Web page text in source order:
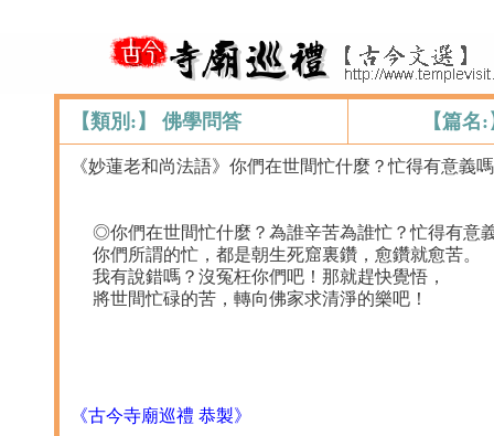
【類別:】 佛學問答 【篇
《妙蓮老和尚法語》你們在世間忙什麼？忙得有意義
◎你們在世間忙什麼？為誰辛苦為誰忙？忙得有意
你們所謂的忙，都是朝生死窟裏鑽，愈鑽就愈苦。
我有說錯嗎？沒冤枉你們吧！那就趕快覺悟，
將世間忙碌的苦，轉向佛家求清淨的樂吧！
《古今寺廟巡禮 恭製》